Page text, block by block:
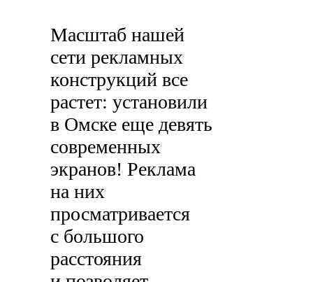
Масштаб нашей
сети рекламных
конструкций все
растет: установили
в Омске еще девять
современных
экранов! Реклама
на них
просматривается
с большого
расстояния